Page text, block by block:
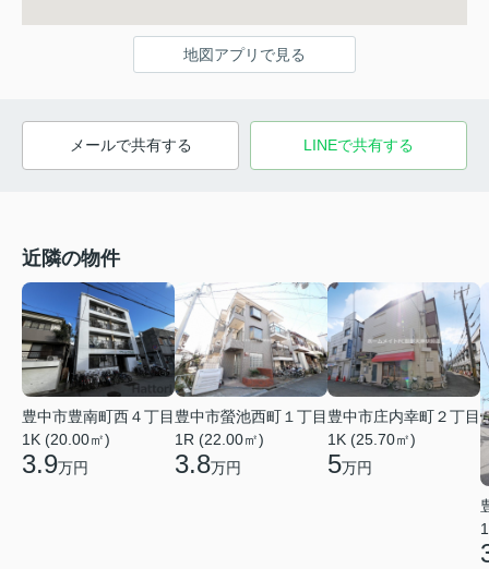
地図アプリで見る
メールで共有する LINEで共有する
近隣の物件
豊中市豊南町西４丁目
1K (20.00㎡)
3.9万円
豊中市螢池西町１丁目
1R (22.00㎡)
3.8万円
豊中市庄内幸町２丁目
1K (25.70㎡)
5万円